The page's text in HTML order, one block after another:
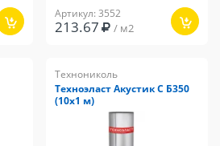
Артикул: 3552
213.67 / м2
Технониколь
Техноэласт Акустик С Б350
(10х1 м)